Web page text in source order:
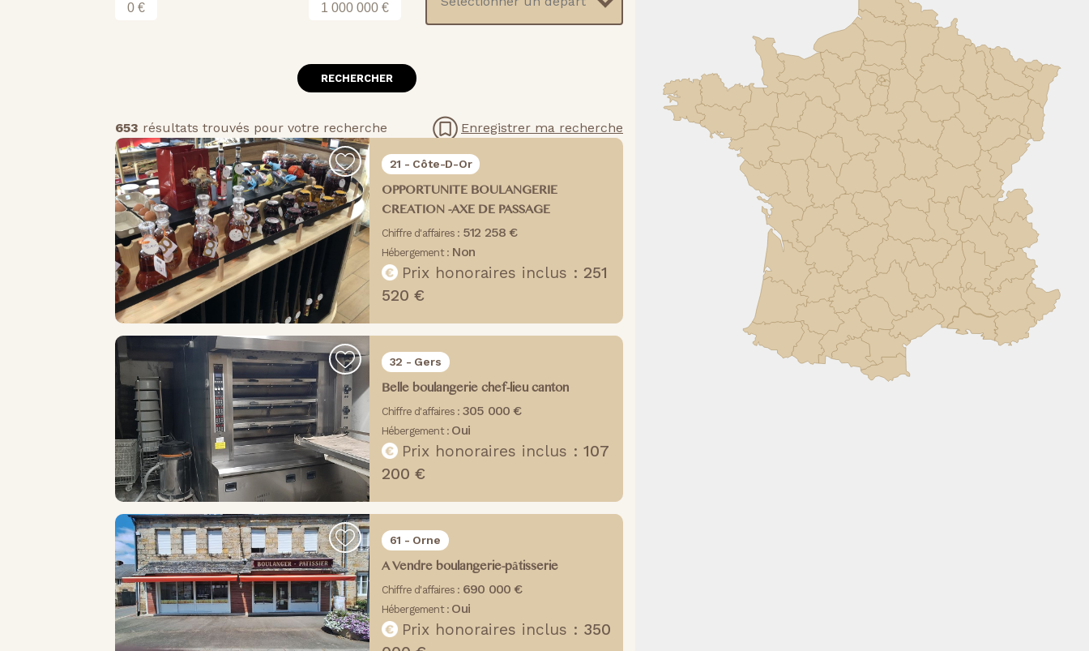
0 € 1 000 000 €
653 résultats trouvés pour votre recherche Enregistrer ma recherche
21 - Côte-D-Or
OPPORTUNITE BOULANGERIE
CREATION -AXE DE PASSAGE
Chiffre d'affaires : 512 258 €
Hébergement : Non
Prix honoraires inclus : 251
520 €
32 - Gers
Belle boulangerie chef-lieu canton
Chiffre d'affaires : 305 000 €
Hébergement : Oui
Prix honoraires inclus : 107
200 €
61 - Orne
A Vendre boulangerie-pâtisserie
Chiffre d'affaires : 690 000 €
Hébergement : Oui
Prix honoraires inclus : 350